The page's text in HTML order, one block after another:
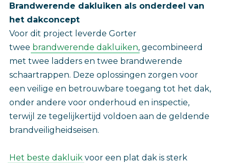
Brandwerende dakluiken als onderdeel van
het dakconcept
Voor dit project leverde Gorter
twee brandwerende dakluiken, gecombineerd
met twee ladders en twee brandwerende
schaartrappen. Deze oplossingen zorgen voor
een veilige en betrouwbare toegang tot het dak,
onder andere voor onderhoud en inspectie,
terwijl ze tegelijkertijd voldoen aan de geldende
brandveiligheidseisen.
Het beste dakluik voor een plat dak is sterk